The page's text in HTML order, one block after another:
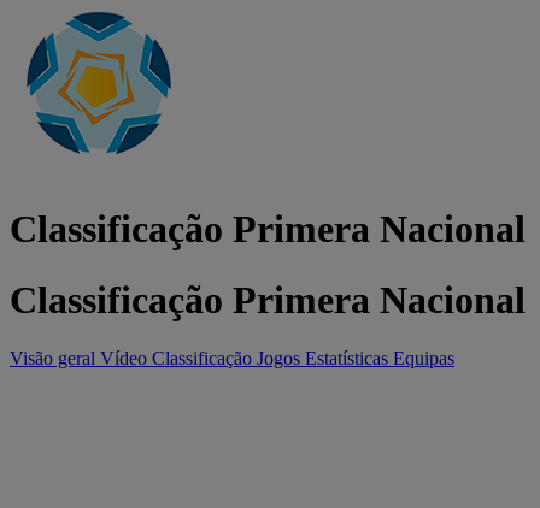
Classificação Primera Nacional
Classificação Primera Nacional
Visão geral Vídeo Classificação Jogos Estatísticas Equipas